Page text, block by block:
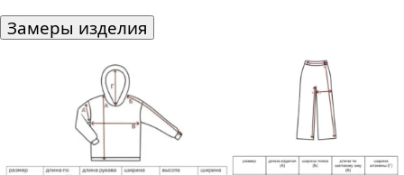
Замеры изделия